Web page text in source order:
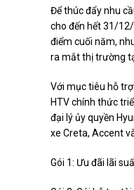
Để thúc đẩy nhu
cho đến hết 31/
điểm cuối năm,
ra mắt thị trường
Với mục tiêu hỗ
HTV chính thức
đại lý ủy quyền
xe Creta, Accent
Gói 1: Ưu đãi lãi